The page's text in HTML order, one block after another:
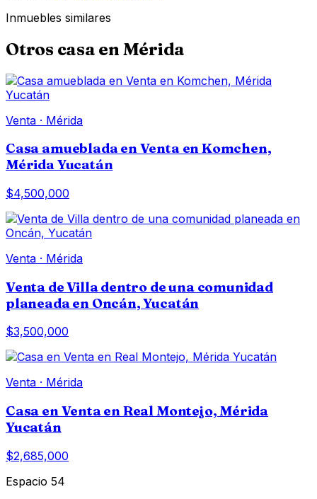
Inmuebles similares
Otros casa en Mérida
Venta · Mérida
Casa amueblada en Venta en Komchen,
Mérida Yucatán
$4,500,000
Venta · Mérida
Venta de Villa dentro de una comunidad
planeada en Oncán, Yucatán
$3,500,000
Venta · Mérida
Casa en Venta en Real Montejo, Mérida
Yucatán
$2,685,000
Espacio 54